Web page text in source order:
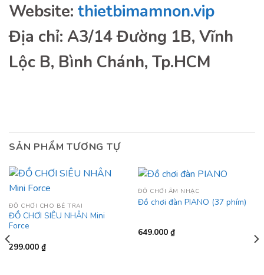
Website: thietbimamnon.vip
Địa chỉ: A3/14 Đường 1B, Vĩnh
Lộc B, Bình Chánh, Tp.HCM
SẢN PHẨM TƯƠNG TỰ
ĐỒ CHƠI CHO BÉ TRAI
ĐỒ CHƠI SIÊU NHÂN Mini
Force
299.000 ₫
ĐỒ CHƠI ÂM NHẠC
Đồ chơi đàn PIANO (37 phím)
649.000 ₫